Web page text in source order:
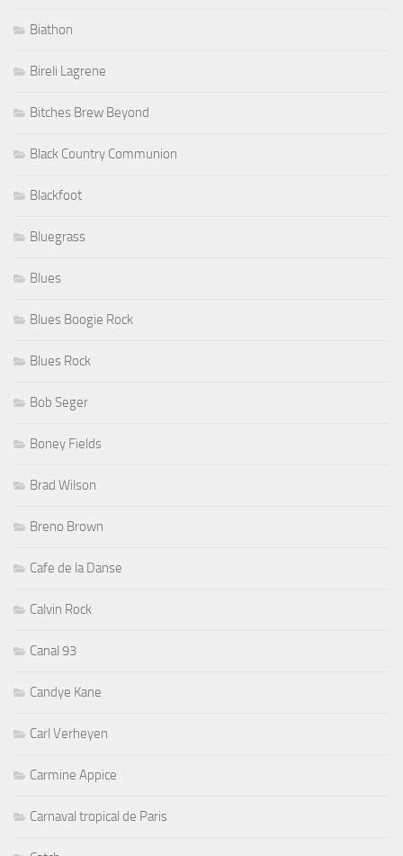
Biathon
Bireli Lagrene
Bitches Brew Beyond
Black Country Communion
Blackfoot
Bluegrass
Blues
Blues Boogie Rock
Blues Rock
Bob Seger
Boney Fields
Brad Wilson
Breno Brown
Cafe de la Danse
Calvin Rock
Canal 93
Candye Kane
Carl Verheyen
Carmine Appice
Carnaval tropical de Paris